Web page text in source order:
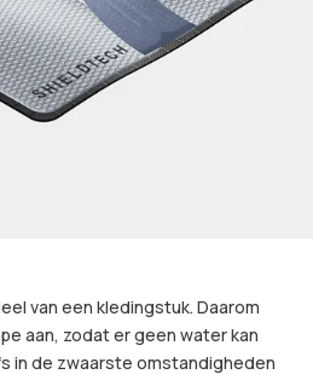
van een kledingstuk. Daarom
aan, zodat er geen water kan
in de zwaarste omstandigheden